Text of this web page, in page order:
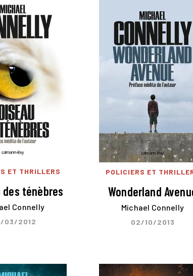
ET THRILLERS
des ténèbres
Connelly
03/2012
POLICIERS ET
Wonderland
Michael Connelly
02/10/2013